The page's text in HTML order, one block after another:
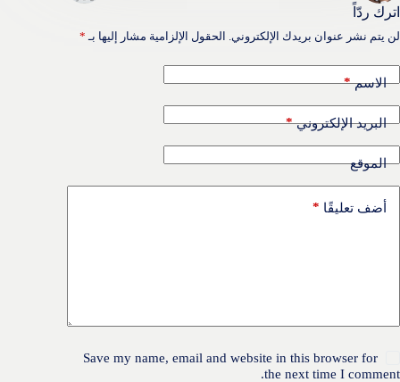
اترك ردّاً
لن يتم نشر عنوان بريدك الإلكتروني. الحقول الإلزامية مشار إليها بـ *
الاسم*
البريد الإلكتروني*
الموقع
أضف تعليقًا *
Save my name, email and website in this browser for
the next time I comment.